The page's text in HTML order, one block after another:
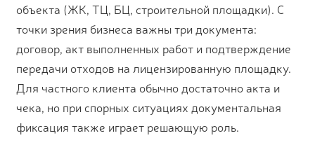
объекта (ЖК, ТЦ, БЦ, строительной площадки). С
точки зрения бизнеса важны три документа:
договор, акт выполненных работ и подтверждение
передачи отходов на лицензированную площадку.
Для частного клиента обычно достаточно акта и
чека, но при спорных ситуациях документальная
фиксация также играет решающую роль.